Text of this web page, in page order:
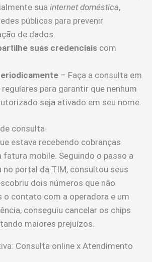
sua internet doméstica,
públicas para prevenir
de dados.
suas credenciais com
– Faça a consulta em
para garantir que nenhum
seja ativado em seu nome.
consulta
estava recebendo cobranças
fatura mobile. Seguindo o passo a
no portal da TIM, consultou seus
dois números que não
o contato com a operadora e um
conseguiu cancelar os chips
maiores prejuízos.
Consulta online x Atendimento